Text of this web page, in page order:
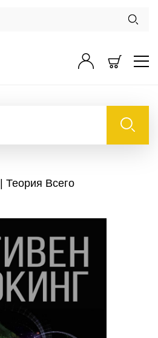
| Теория Всего